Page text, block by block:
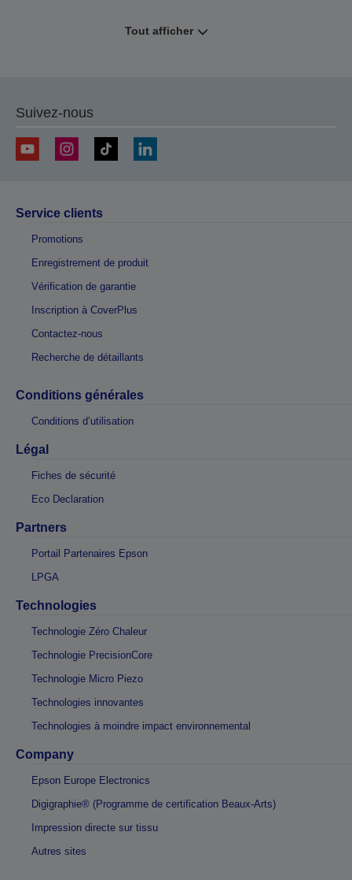
Tout afficher
Suivez-nous
Service clients
Promotions
Enregistrement de produit
Vérification de garantie
Inscription à CoverPlus
Contactez-nous
Recherche de détaillants
Conditions générales
Conditions d’utilisation
Légal
Fiches de sécurité
Eco Declaration
Partners
Portail Partenaires Epson
LPGA
Technologies
Technologie Zéro Chaleur
Technologie PrecisionCore
Technologie Micro Piezo
Technologies innovantes
Technologies à moindre impact environnemental
Company
Epson Europe Electronics
Digigraphie® (Programme de certification Beaux-Arts)
Impression directe sur tissu
Autres sites